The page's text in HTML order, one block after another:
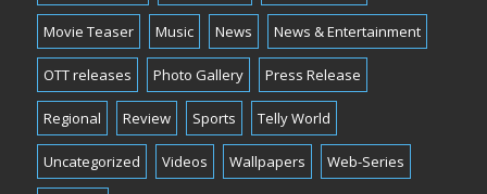
Movie Teaser Music News News & Entertainment
OTT releases Photo Gallery Press Release
Regional Review Sports Telly World
Uncategorized Videos Wallpapers Web-Series